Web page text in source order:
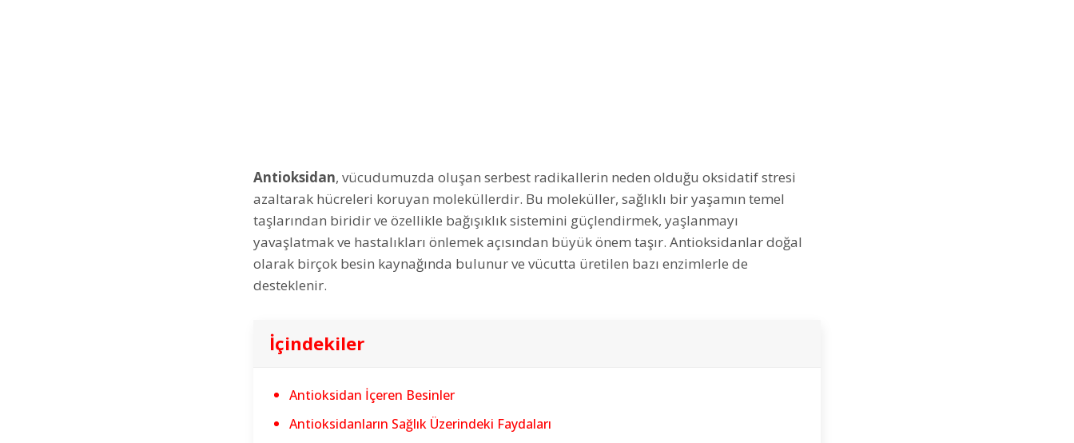
Antioksidan, vücudumuzda oluşan serbest radikallerin neden olduğu oksidatif stresi
azaltarak hücreleri koruyan moleküllerdir. Bu moleküller, sağlıklı bir yaşamın temel
taşlarından biridir ve özellikle bağışıklık sistemini güçlendirmek, yaşlanmayı
yavaşlatmak ve hastalıkları önlemek açısından büyük önem taşır. Antioksidanlar doğal
olarak birçok besin kaynağında bulunur ve vücutta üretilen bazı enzimlerle de
desteklenir.
İçindekiler
Antioksidan İçeren Besinler
Antioksidanların Sağlık Üzerindeki Faydaları